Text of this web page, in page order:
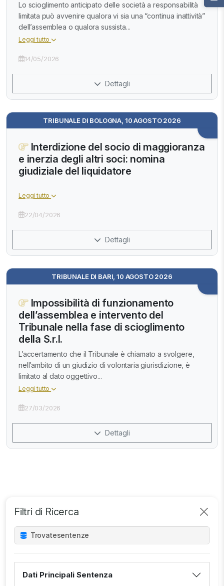
Filtri di Ricerca
Trovatesentenze
Dati Principali Sentenza
Lo scioglimento anticipato delle società a responsabilità
limitata può avvenire qualora vi sia una “continua inattività”
dell’assemblea o qualora sussista...
Leggi tutto
14/05/2026
Dettagli
TRIBUNALE DI BOLOGNA, 10 AGOSTO 2026
Interdizione del socio di maggioranza
e inerzia degli altri soci: nomina
giudiziale del liquidatore
Leggi tutto
22/04/2026
Dettagli
TRIBUNALE DI BARI, 10 AGOSTO 2026
Impossibilità di funzionamento
dell’assemblea e intervento del
Tribunale nella fase di scioglimento
della S.r.l.
L’accertamento che il Tribunale è chiamato a svolgere,
nell’ambito di un giudizio di volontaria giurisdizione, è
limitato al dato oggettivo...
Leggi tutto
27/03/2026
Dettagli